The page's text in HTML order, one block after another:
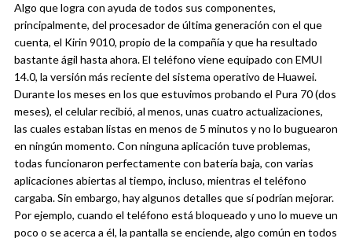
Algo que logra con ayuda de todos sus componentes,
principalmente, del procesador de última generación con el que
cuenta, el Kirin 9010, propio de la compañía y que ha resultado
bastante ágil hasta ahora.El teléfono viene equipado con EMUI
14.0, la versión más reciente del sistema operativo de Huawei.
Durante los meses en los que estuvimos probando el Pura 70 (dos
meses), el celular recibió, al menos, unas cuatro actualizaciones,
las cuales estaban listas en menos de 5 minutos y no lo buguearon
en ningún momento.Con ninguna aplicación tuve problemas,
todas funcionaron perfectamente con batería baja, con varias
aplicaciones abiertas al tiempo, incluso, mientras el teléfono
cargaba. Sin embargo, hay algunos detalles que sí podrían mejorar.
Por ejemplo, cuando el teléfono está bloqueado y uno lo mueve un
poco o se acerca a él, la pantalla se enciende, algo común en todos